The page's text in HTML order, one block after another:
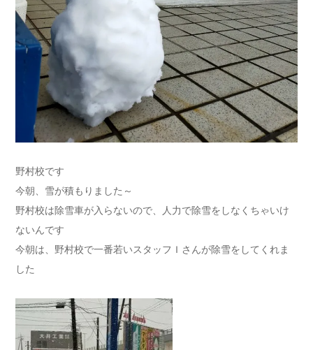
野村校です
今朝、雪が積もりました～
野村校は除雪車が入らないので、人力で除雪をしなくちゃいけ
ないんです
今朝は、野村校で一番若いスタッフＩさんが除雪をしてくれま
した